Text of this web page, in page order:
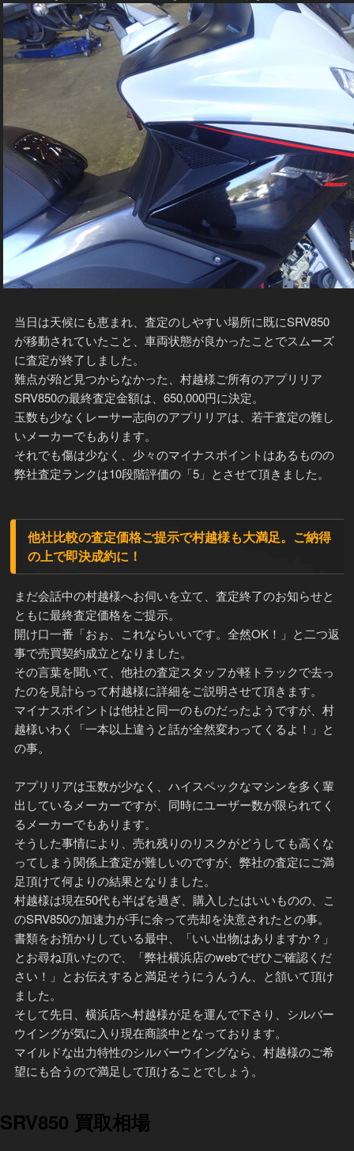
当日は天候にも恵まれ、査定のしやすい場所に既にSRV850
が移動されていたこと、車両状態が良かったことでスムーズ
に査定が終了しました。
難点が殆ど見つからなかった、村越様ご所有のアプリリア
SRV850の最終査定金額は、650,000円に決定。
玉数も少なくレーサー志向のアプリリアは、若干査定の難し
いメーカーでもあります。
それでも傷は少なく、少々のマイナスポイントはあるものの
弊社査定ランクは10段階評価の「5」とさせて頂きました。
他社比較の査定価格ご提示で村越様も大満足。ご納得
の上で即決成約に！
まだ会話中の村越様へお伺いを立て、査定終了のお知らせと
ともに最終査定価格をご提示。
開け口一番「おぉ、これならいいです。全然OK！」と二つ返
事で売買契約成立となりました。
その言葉を聞いて、他社の査定スタッフが軽トラックで去っ
たのを見計らって村越様に詳細をご説明させて頂きます。
マイナスポイントは他社と同一のものだったようですが、村
越様いわく「一本以上違うと話が全然変わってくるよ！」と
の事。
アプリリアは玉数が少なく、ハイスペックなマシンを多く輩
出しているメーカーですが、同時にユーザー数が限られてく
るメーカーでもあります。
そうした事情により、売れ残りのリスクがどうしても高くな
ってしまう関係上査定が難しいのですが、弊社の査定にご満
足頂けて何よりの結果となりました。
村越様は現在50代も半ばを過ぎ、購入したはいいものの、こ
のSRV850の加速力が手に余って売却を決意されたとの事。
書類をお預かりしている最中、「いい出物はありますか？」
とお尋ね頂いたので、「弊社横浜店のwebでぜひご確認くだ
さい！」とお伝えすると満足そうにうんうん、と頷いて頂け
ました。
そして先日、横浜店へ村越様が足を運んで下さり、シルバー
ウイングが気に入り現在商談中となっております。
マイルドな出力特性のシルバーウイングなら、村越様のご希
望にも合うので満足して頂けることでしょう。
SRV850 買取相場